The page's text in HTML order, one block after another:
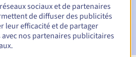
Grace Periodpour
du nom de domaine
sociaux et de partenaires
de diffuser des publicités
leur efficacité et de partager
nos partenaires publicitaires